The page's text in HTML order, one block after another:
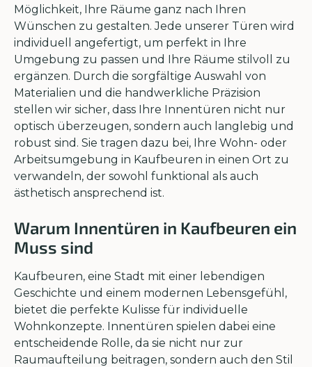
Möglichkeit, Ihre Räume ganz nach Ihren
Wünschen zu gestalten. Jede unserer Türen wird
individuell angefertigt, um perfekt in Ihre
Umgebung zu passen und Ihre Räume stilvoll zu
ergänzen. Durch die sorgfältige Auswahl von
Materialien und die handwerkliche Präzision
stellen wir sicher, dass Ihre Innentüren nicht nur
optisch überzeugen, sondern auch langlebig und
robust sind. Sie tragen dazu bei, Ihre Wohn- oder
Arbeitsumgebung in Kaufbeuren in einen Ort zu
verwandeln, der sowohl funktional als auch
ästhetisch ansprechend ist.
Warum Innentüren in Kaufbeuren ein
Muss sind
Kaufbeuren, eine Stadt mit einer lebendigen
Geschichte und einem modernen Lebensgefühl,
bietet die perfekte Kulisse für individuelle
Wohnkonzepte. Innentüren spielen dabei eine
entscheidende Rolle, da sie nicht nur zur
Raumaufteilung beitragen, sondern auch den Stil